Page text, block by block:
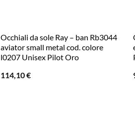
Occhiali da sole Ray – ban Rb3044
aviator small metal cod. colore
l0207 Unisex Pilot Oro
114,10€